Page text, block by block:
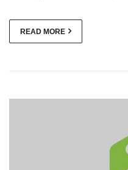
READ MORE